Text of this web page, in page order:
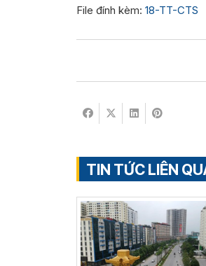
File đính kèm: 18-TT-CTS
TIN TỨC LIÊN